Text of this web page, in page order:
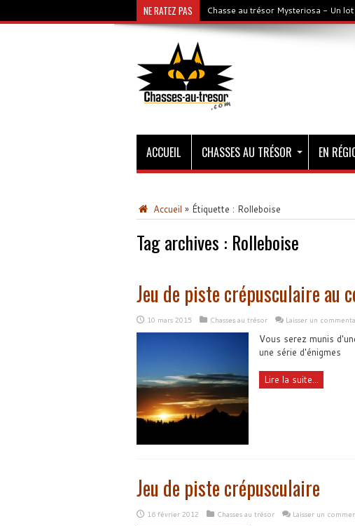
NE RATEZ PAS Chasse au trésor Mysteriosa - Un
ACCUEIL CHASSES AU TRÉSOR EN
Accueil » Étiquette : Rolleboise
Tag archives : Rolleboise
Jeu de piste crépusculaire au
10 mars 2015 Chasses au trésor Laisser un
Vous serez munis
une série d'énigmes
Lire la suite...
Jeu de piste crépusculaire
16 février 2012 Chasses au trésor Laisser un